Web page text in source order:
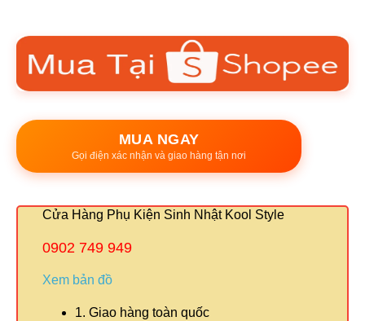
MUA NGAY
Gọi điện xác nhận và giao hàng tận nơi
Cửa Hàng Phụ Kiện Sinh Nhật Kool Style
0902 749 949
Xem bản đồ
1. Giao hàng toàn quốc